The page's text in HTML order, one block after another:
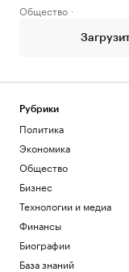
Общество
Рубрики
Политика
Экономика
Общество
Бизнес
Технологии и медиа
Финансы
Биографии
База знаний